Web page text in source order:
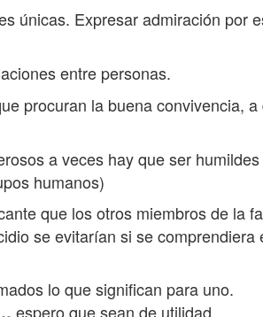
únicas. Expresar admiración por
entre personas.
procuran la buena convivencia,
a veces hay que ser
humanos)
que los otros miembros de la
se evitarían si se
lo que significan para uno.
espero que sean de utilidad.